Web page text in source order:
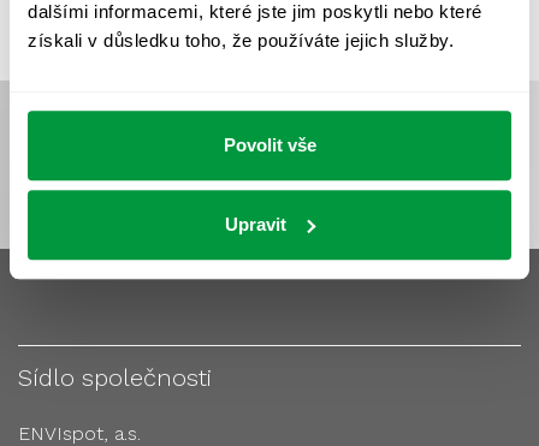
dalšími informacemi, které jste jim poskytli nebo které
získali v důsledku toho, že používáte jejich služby.
Povolit vše
Upravit
Sídlo společnosti
ENVIspot, a.s.